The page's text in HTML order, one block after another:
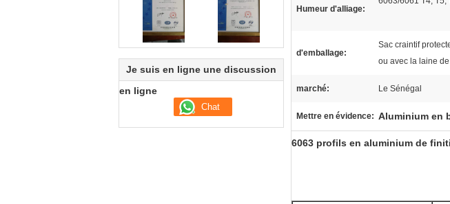
Je suis en ligne une discussion
en ligne
Humeur d'alliage:
d'emballage:
Sac craintif
ou avec la laine
marché: Le Sénégal
Mettre en évidence: Aluminium en
6063 profils en aluminium de